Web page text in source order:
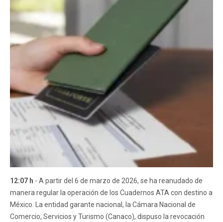
12:07 h - A partir del 6 de marzo de 2026, se ha reanudado de
manera regular la operación de los Cuadernos ATA con destino a
México. La entidad garante nacional, la Cámara Nacional de
Comercio, Servicios y Turismo (Canaco), dispuso la revocación